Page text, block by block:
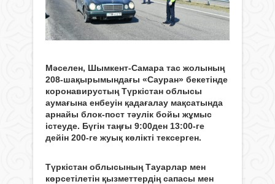
Мәселен, Шымкент-Самара тас жолының
208-шақырымындағы «Сауран» бекетінде
коронавирустың Түркістан облысы
аумағына енбеуін қадағалау мақсатында
арнайы блок-пост тәулік бойы жұмыс
істеуде. Бүгін таңғы 9:00ден 13:00-ге
дейін 200-ге жуық көлікті тексерген.
Түркістан облысының Тауарлар мен
көрсетілетін қызметтердің сапасы мен